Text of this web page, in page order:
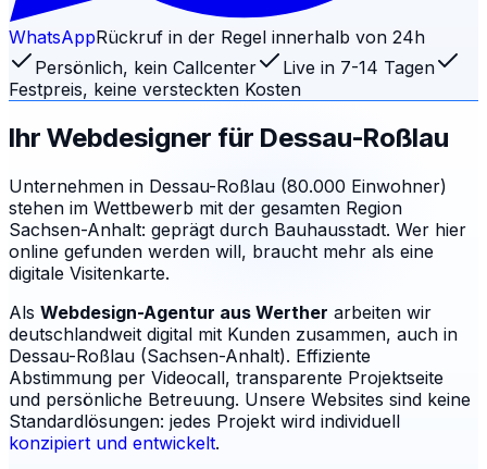
WhatsAppRückruf in der Regel innerhalb von 24h
Persönlich, kein Callcenter
Live in 7-14 Tagen
Festpreis, keine versteckten Kosten
Ihr Webdesigner für Dessau-Roßlau
Unternehmen in Dessau-Roßlau (80.000 Einwohner)
stehen im Wettbewerb mit der gesamten Region
Sachsen-Anhalt: geprägt durch Bauhausstadt. Wer hier
online gefunden werden will, braucht mehr als eine
digitale Visitenkarte.
Als Webdesign-Agentur aus Werther arbeiten wir
deutschlandweit digital mit Kunden zusammen, auch in
Dessau-Roßlau (Sachsen-Anhalt). Effiziente
Abstimmung per Videocall, transparente Projektseite
und persönliche Betreuung. Unsere Websites sind keine
Standardlösungen: jedes Projekt wird individuell
konzipiert und entwickelt.